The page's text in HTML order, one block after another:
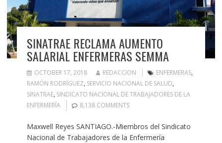
SINATRAE RECLAMA AUMENTO
SALARIAL ENFERMERAS SEMMA
OCTOBER 17, 2018 REDACCION ENFERMERAS,
RAMÓN RODRÍGUEZ, SERVICIO NACIONAL DE SALUD,
SINATRAE, SINDICATO NACIONAL DE TRABAJADORES DE LA
ENFERMERÍA
8,138 COMMENTS
Maxwell Reyes SANTIAGO.-Miembros del Sindicato
Nacional de Trabajadores de la Enfermería